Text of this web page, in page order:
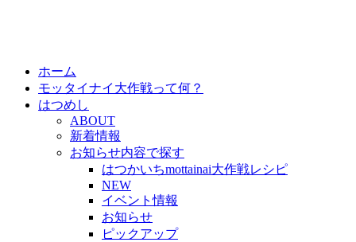
ホーム
モッタイナイ大作戦って何？
はつめし
ABOUT
新着情報
お知らせ内容で探す
はつかいちmottainai大作戦レシピ
NEW
イベント情報
お知らせ
ピックアップ